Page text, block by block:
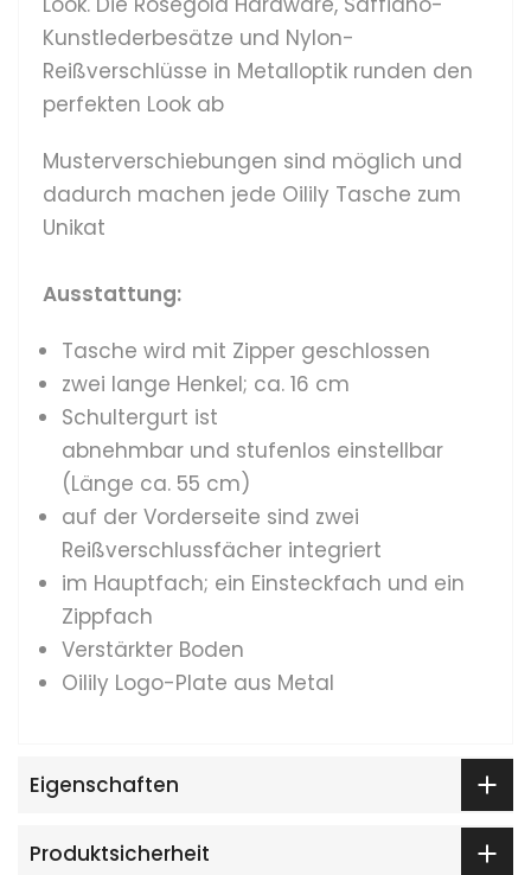
Kunstlederbesätze und Nylon-
Reißverschlüsse in Metalloptik runden den
perfekten Look ab
Musterverschiebungen sind möglich und
dadurch machen jede Oilily Tasche zum
Unikat
Ausstattung:
Tasche wird mit Zipper geschlossen
zwei lange Henkel; ca. 16 cm
Schultergurt ist
abnehmbar und stufenlos einstellbar
(Länge ca. 55 cm)
auf der Vorderseite sind zwei
Reißverschlussfächer integriert
im Hauptfach; ein Einsteckfach und ein
Zippfach
Verstärkter Boden
Oilily Logo-Plate aus Metal
Eigenschaften
Produktsicherheit